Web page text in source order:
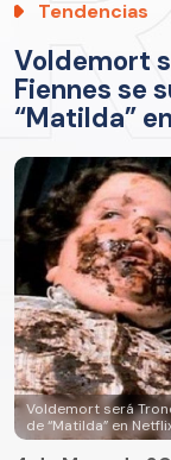
Tendencias
Voldemort
Fiennes se
“Matilda”
Voldemort será
de “Matilda” en